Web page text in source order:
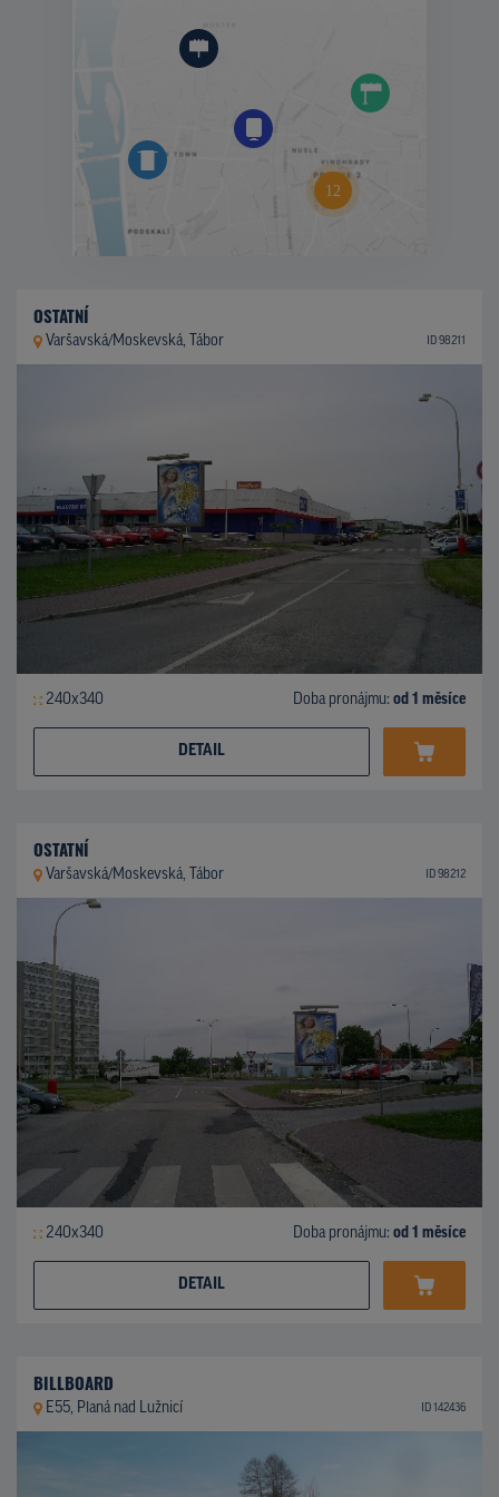
OSTATNÍ
Varšavská/Moskevská, Tábor ID 98211
240x340 Doba pronájmu: od 1 měsíce
DETAIL
OSTATNÍ
Varšavská/Moskevská, Tábor ID 98212
240x340 Doba pronájmu: od 1 měsíce
DETAIL
BILLBOARD
E55, Planá nad Lužnicí ID 142436